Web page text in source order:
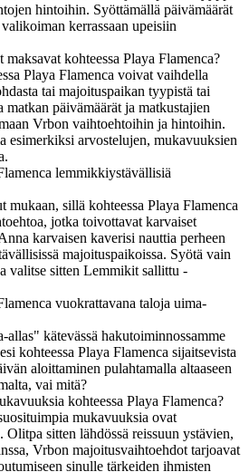
hintoihin. Syöttämällä päivämäärät
kerrassaan upeisiin
kohteessa Playa Flamenca?
Playa Flamenca voivat vaihdella
tai majoituspaikan tyypistä tai
päivämäärät ja matkustajien
Vrbon vaihtoehtoihin ja hintoihin.
esimerkiksi arvostelujen, mukavuuksien
lemmikkiystävällisiä
mukaan, sillä kohteessa Playa Flamenca
jotka toivottavat karvaiset
karvaisen kaverisi nauttia perheen
majoituspaikoissa. Syötä vain
valitse sitten Lemmikit sallittu -
vuokrattavana taloja uima-
kätevässä hakutoiminnossamme
kohteessa Playa Flamenca sijaitsevista
aloittaminen pulahtamalla altaaseen
vai mitä?
kohteessa Playa Flamenca?
mukavuuksia ovat
sitten lähdössä reissuun ystävien,
Vrbon majoitusvaihtoehdot tarjoavat
sinulle tärkeiden ihmisten